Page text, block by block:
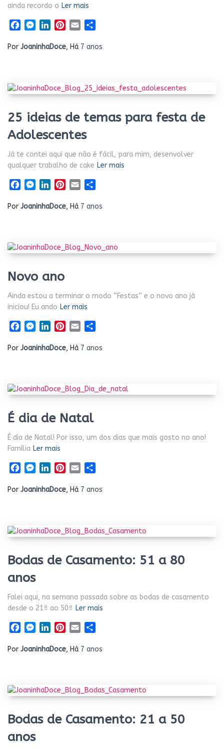
ainda recordo o Ler mais
Facebook
Messenger
LinkedInPinterest
Email
Por JoaninhaDoce, Há 7 anos
25 ideias de temas para festa de
Adolescentes
Já te contei aqui que não é fácil, para mim, desenvolver
qualquer trabalho de cake Ler mais
Facebook
Messenger
LinkedInPinterest
Email
Por JoaninhaDoce, Há 7 anos
Novo ano
Ainda estou a terminar o modo “Festas” e o novo ano já
iniciou! Eu ando Ler mais
Facebook
Messenger
LinkedInPinterest
Email
Por JoaninhaDoce, Há 7 anos
É dia de Natal
É dia de Natal! Por isso, um dos dias que mais gosto no ano!
Família Ler mais
Facebook
Messenger
LinkedInPinterest
Email
Por JoaninhaDoce, Há 7 anos
Bodas de Casamento: 51 a 80
anos
Falei aqui, na semana passada sobre as bodas de casamento
desde o 21º ao 50º Ler mais
Facebook
Messenger
LinkedInPinterest
Email
Por JoaninhaDoce, Há 7 anos
Bodas de Casamento: 21 a 50
anos